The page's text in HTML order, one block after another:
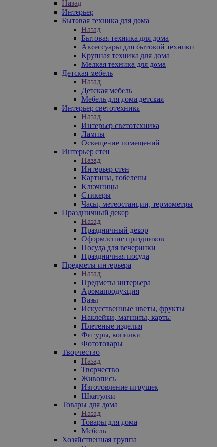
Назад
Интерьер
Бытовая техника для дома
Назад
Бытовая техника для дома
Аксессуары для бытовой техники
Крупная техника для дома
Мелкая техника для дома
Детская мебель
Назад
Детская мебель
Мебель для дома детская
Интерьер светотехника
Назад
Интерьер светотехника
Лампы
Освещение помещений
Интерьер стен
Назад
Интерьер стен
Картины, гобелены
Ключницы
Стикеры
Часы, метеостанции, термометры
Праздничный декор
Назад
Праздничный декор
Оформление праздников
Посуда для вечеринки
Праздничная посуда
Предметы интерьера
Назад
Предметы интерьера
Аромапродукция
Вазы
Искусственные цветы, фрукты
Наклейки, магниты, карты
Плетеные изделия
Фигуры, копилки
Фототовары
Творчество
Назад
Творчество
Живопись
Изготовление игрушек
Шкатулки
Товары для дома
Назад
Товары для дома
Мебель
Хозяйственная группа